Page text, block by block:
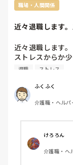
職場・人間関係
近々退職します
近々退職します。
ストレスからか
ように様々なこ
退職 ストレス
ふくふく
介護職・ヘル
けろろん
介護職・ヘ